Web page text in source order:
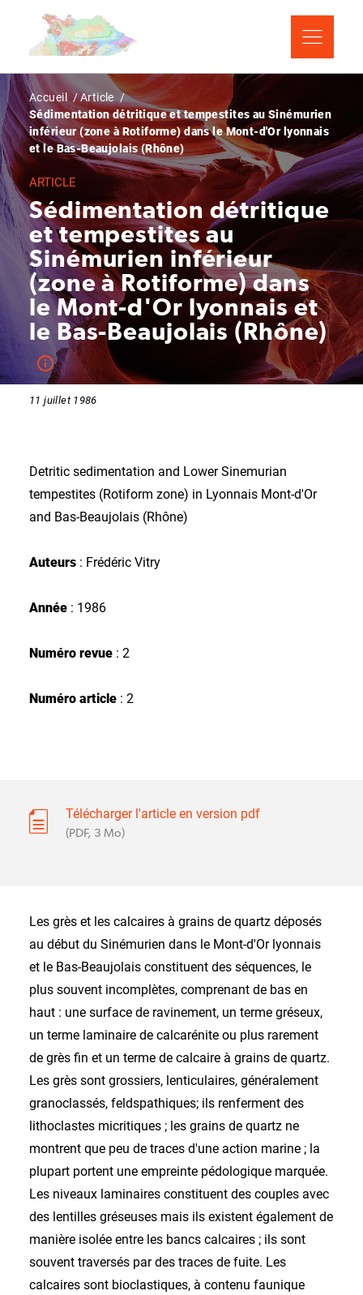
contenu
Fil
d'Ariane
Accueil
Article
Sédimentation détritique et tempestites au Sinémurien
inférieur (zone à Rotiforme) dans le Mont-d'Or lyonnais
et le Bas-Beaujolais (Rhône)
ARTICLE
Sédimentation détritique
et tempestites au
Sinémurien inférieur
(zone à Rotiforme) dans
le Mont-d'Or lyonnais et
le Bas-Beaujolais (Rhône)
11 juillet 1986
Detritic sedimentation and Lower Sinemurian
tempestites (Rotiform zone) in Lyonnais Mont-d'Or
and Bas-Beaujolais (Rhône)
Auteurs : Frédéric Vitry
Année : 1986
Numéro revue : 2
Numéro article : 2
Télécharger l'article en version pdf
(PDF, 3 Mo)
Les grès et les calcaires à grains de quartz déposés
au début du Sinémurien dans le Mont-d'Or lyonnais
et le Bas-Beaujolais constituent des séquences, le
plus souvent incomplètes, comprenant de bas en
haut : une surface de ravinement, un terme gréseux,
un terme laminaire de calcarénite ou plus rarement
de grès fin et un terme de calcaire à grains de quartz.
Les grès sont grossiers, lenticulaires, généralement
granoclassés, feldspathiques; ils renferment des
lithoclastes micritiques ; les grains de quartz ne
montrent que peu de traces d'une action marine ; la
plupart portent une empreinte pédologique marquée.
Les niveaux laminaires constituent des couples avec
des lentilles gréseuses mais ils existent également de
manière isolée entre les bancs calcaires ; ils sont
souvent traversés par des traces de fuite. Les
calcaires sont bioclastiques, à contenu faunique